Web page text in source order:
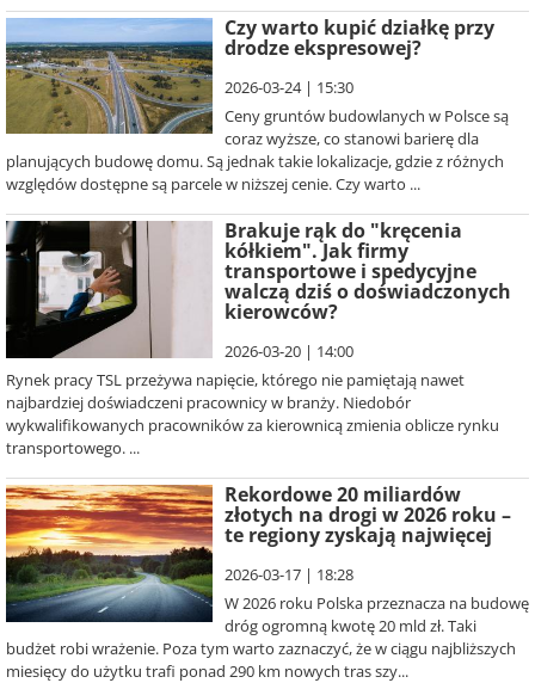
Czy warto kupić działkę przy
drodze ekspresowej?
2026-03-24 | 15:30
Ceny gruntów budowlanych w Polsce są
coraz wyższe, co stanowi barierę dla
planujących budowę domu. Są jednak takie lokalizacje, gdzie z różnych
względów dostępne są parcele w niższej cenie. Czy warto ...
Brakuje rąk do "kręcenia
kółkiem". Jak firmy
transportowe i spedycyjne
walczą dziś o doświadczonych
kierowców?
2026-03-20 | 14:00
Rynek pracy TSL przeżywa napięcie, którego nie pamiętają nawet
najbardziej doświadczeni pracownicy w branży. Niedobór
wykwalifikowanych pracowników za kierownicą zmienia oblicze rynku
transportowego. ...
Rekordowe 20 miliardów
złotych na drogi w 2026 roku –
te regiony zyskają najwięcej
2026-03-17 | 18:28
W 2026 roku Polska przeznacza na budowę
dróg ogromną kwotę 20 mld zł. Taki
budżet robi wrażenie. Poza tym warto zaznaczyć, że w ciągu najbliższych
miesięcy do użytku trafi ponad 290 km nowych tras szy...